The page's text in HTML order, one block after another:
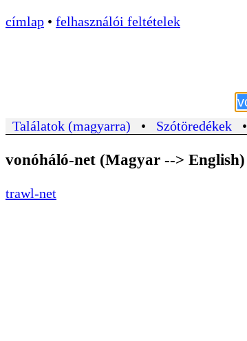
címlap • felhasználói feltételek
Találatok (magyarra) • Szótöredékek •
vonóháló-net (Magyar --> English)
trawl-net